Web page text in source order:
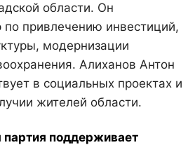
области. Он
привлечению инвестиций,
модернизации
Алиханов Антон
в социальных проектах и
жителей области.
партия поддерживает